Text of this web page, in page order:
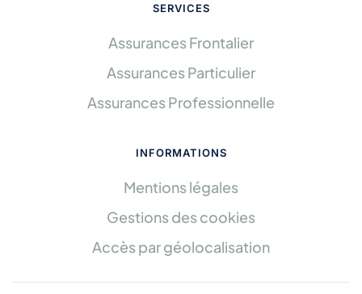
SERVICES
Assurances Frontalier
Assurances Particulier
Assurances Professionnelle
INFORMATIONS
Mentions légales
Gestions des cookies
Accès par géolocalisation